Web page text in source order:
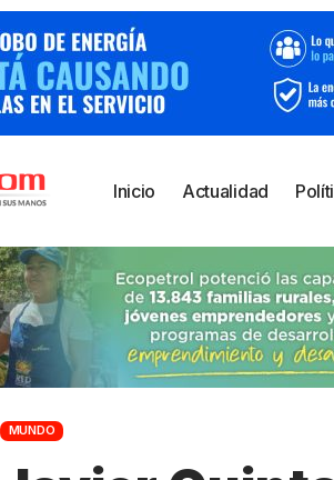
Inicio Actualidad
MUNDO